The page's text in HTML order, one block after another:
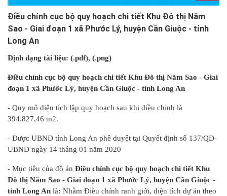
Điều chỉnh cục bộ quy hoạch chi tiết Khu Đô thị Năm
Sao - Giai đoạn 1 xã Phước Lý, huyện Cần Giuộc - tỉnh
Long An
Định dạng tài liệu: (.pdf), (.png)
Điều chỉnh cục bộ quy hoạch chi tiết Khu Đô thị Năm Sao - Giai
đoạn 1 xã Phước Lý, huyện Cần Giuộc - tỉnh Long An
- Quy mô diện tích lập quy hoạch sau khi điều chỉnh là
394.827,46 m2.
- Được UBND tỉnh Long An phê duyệt tại Quyết định số 137/QĐ-
UBND ngày 14 tháng 01 năm 2020
- Mục tiêu của đồ án Điều chỉnh cục bộ quy hoạch chi tiết Khu
Đô thị Năm Sao - Giai đoạn 1 xã Phước Lý, huyện Cần Giuộc -
tỉnh Long An là: Nhằm Điều chỉnh ranh giới, diện tích dự án theo